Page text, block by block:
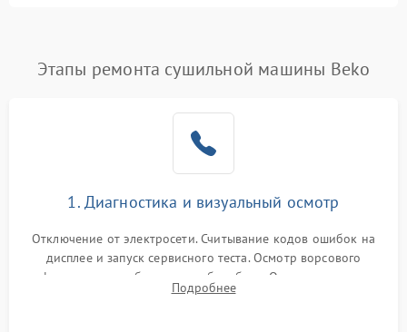
1500 ₽
Зависает программа 1500 ₽ Подробнее →
Ошибка на дисплее 1290 ₽ Подробнее →
Этапы ремонта сушильной машины Beko
1. Диагностика и визуальный осмотр
Отключение от электросети. Считывание кодов ошибок на
дисплее и запуск сервисного теста. Осмотр ворсового
фильтра, теплообменника и барабана. Опрос клиента о
неисправностях (не сушит, не крутит барабан, сильно шумит
Подробнее